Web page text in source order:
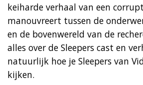
keiharde verhaal van een
manouvreert tussen de
en de bovenwereld van de
alles over de Sleepers cast en
natuurlijk hoe je Sleepers van
kijken.